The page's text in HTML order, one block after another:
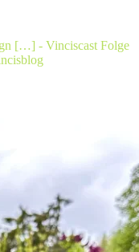
[…] - Vinciscast Folge